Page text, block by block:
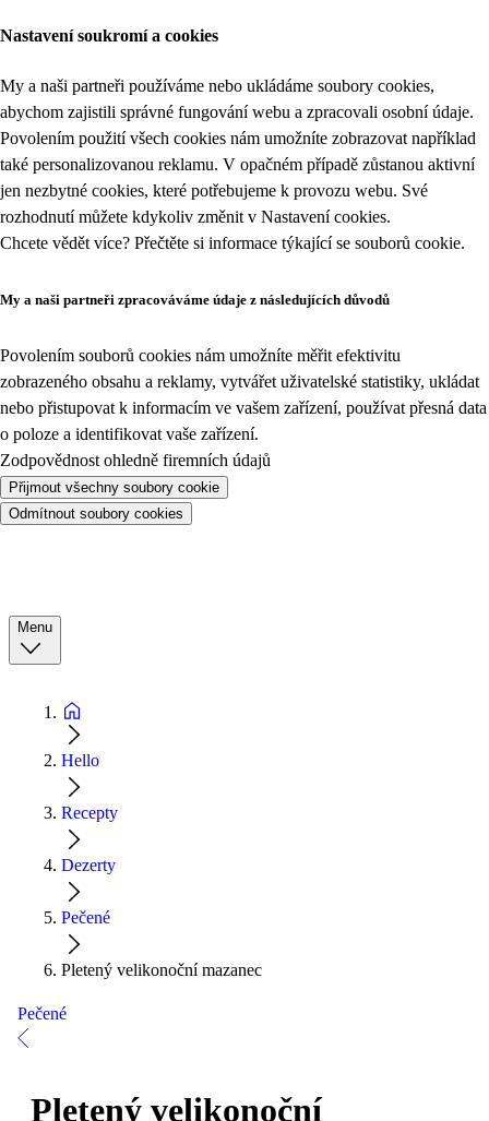
Nastavení soukromí a cookies
My a naši partneři používáme nebo ukládáme soubory cookies,
abychom zajistili správné fungování webu a zpracovali osobní údaje.
Povolením použití všech cookies nám umožníte zobrazovat například
také personalizovanou reklamu. V opačném případě zůstanou aktivní
jen nezbytné cookies, které potřebujeme k provozu webu. Své
rozhodnutí můžete kdykoliv změnit v Nastavení cookies.
Chcete vědět více? Přečtěte si informace týkající se souborů cookie.
My a naši partneři zpracováváme údaje z následujících důvodů
Povolením souborů cookies nám umožníte měřit efektivitu
zobrazeného obsahu a reklamy, vytvářet uživatelské statistiky, ukládat
nebo přistupovat k informacím ve vašem zařízení, používat přesná data
o poloze a identifikovat vaše zařízení.
Zodpovědnost ohledně firemních údajů
Přijmout všechny soubory cookie
Odmítnout soubory cookies
Menu
Hello
Recepty
Dezerty
Pečené
Pletený velikonoční mazanec
Pečené
Pletený velikonoční